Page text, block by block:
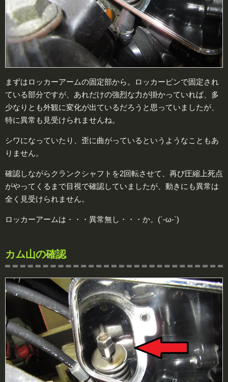
まずはロッカーアームの固定部から。ロッカーピンで固定され
ている部分ですが、あれだけの強烈な力が掛かっていれば、多
少なりとも外観に変化が出ているだろうと思っていましたが、
特に異常も見受けられませんね。
シワになっていたり、歪に曲がっているというようなこともあ
りません。
確認しながらクランクシャフトを2回転させて、再び圧縮上死点
がやってくるまで目視で確認していましたが、動きにも異常は
全く見受けられません。
ロッカーアームは・・・異常無し・・・か。(´-ω-`)
カム山の確認